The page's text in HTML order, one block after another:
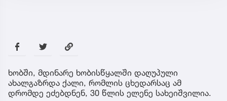
ხობში, მდინარე ხობისწყალში დაღუპული
ახალგაზრდა ქალი, რომლის ცხედარსაც ამ
დრომდე ეძებდნენ, 30 წლის ელენე სახეიშვილია.